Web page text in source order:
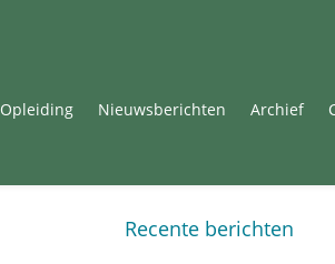
Opleiding Nieuwsberichten Archief
Recente berichten